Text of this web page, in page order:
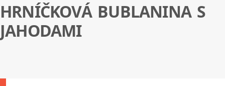
HRNÍČKOVÁ BUBLANINA S
JAHODAMI